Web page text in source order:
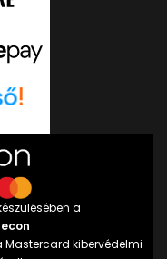
a
kibervédelmi